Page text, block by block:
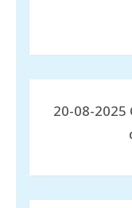
20-08-2025